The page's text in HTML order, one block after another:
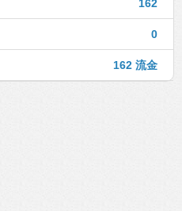
162
0
162 流金